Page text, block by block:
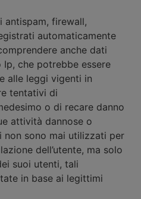
firewall,
automaticamente
anche dati
Ip, che potrebbe essere
alle leggi vigenti in
tentativi di
o di recare danno
attività dannose o
non sono mai utilizzati per
dell’utente, ma solo
suoi utenti, tali
in base ai legittimi